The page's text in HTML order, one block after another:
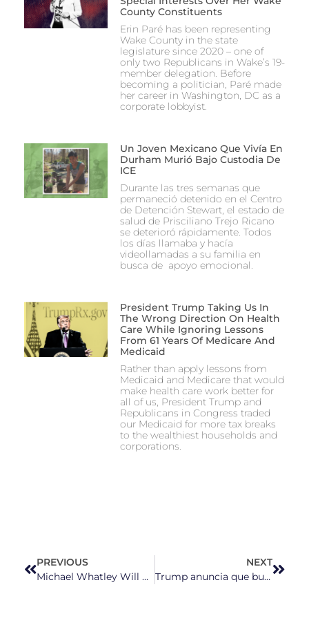
County Constituents
Erin Paré has been representing
Wake County in the state
legislature since 2020 – one of
only two Republicans in Wake’s 19-
member delegation. Before
becoming a politician, Paré made
her career in Washington, DC as a
corporate lobbyist.
Un Joven Mexicano Que Vivía En
Durham Murió Bajo Custodia De
ICE
Durante las tres semanas que
permaneció detenido en el Centro
de Detención Stewart, el estado de
salud de Prisciliano Trejo Ricano
se deterioró rápidamente. Todos
los días llamaba y hacía
videollamadas a su familia en
busca de apoyo emocional.
President Trump Taking Us In
The Wrong Direction On Health
Care While Ignoring Lessons
From 61 Years Of Medicare And
Medicaid
Rather than apply lessons from
Medicaid and Medicare that would
make health care work better for
all of us, President Trump and
Republicans in Congress traded
our Medicaid for more tax breaks
to the wealthiest households and
corporations.
PREVIOUS
Michael Whatley Will Champion a National Abortion Ban
NEXT
Trump anuncia que buscará que la Corte Suprema reconsidere el caso sobre la ciudadanía por nacimiento